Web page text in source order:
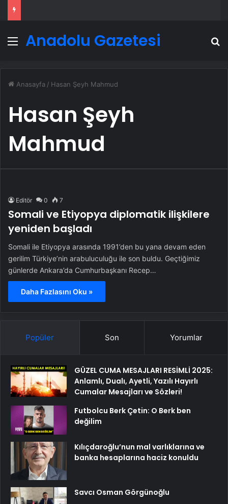
Menü
Anadolu Gazetesi
Anasayfa / Hasan Şeyh Mahmud
Hasan Şeyh
Mahmud
Editör 0 7
Somali ve Etiyopya diplomatik ilişkilere
yeniden başladı
Somali ile Etiyopya arasında 1991’den bu yana devam eden
gerilim Türkiye’nin arabuluculuğu ile son buldu. Geçtiğimiz
günlerde Ankara’da Cumhurbaşkanı Recep…
Daha Fazlasını Oku »
Popüler Son Yorumlar
GÜZEL CUMA MESAJLARI RESİMLİ 2025:
Anlamlı, Dualı, Ayetli, Yazılı Hayırlı
Cumalar Mesajları ve Sözleri!
Futbolcu Berk Çetin: O Berk ben
değilim
Kılıçdaroğlu’nun mal varlıklarına ve
banka hesaplarına haciz konuldu
Savcı Osman Görgünoğlu